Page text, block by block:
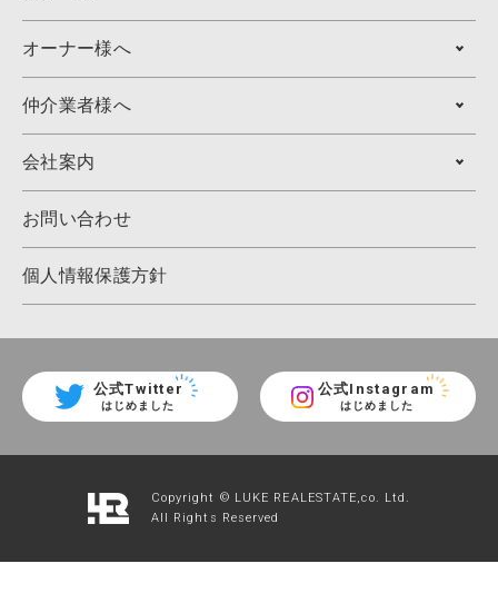
オーナー様へ
仲介業者様へ
会社案内
お問い合わせ
個人情報保護方針
公式Twitter
はじめました
公式Instagram
はじめました
Copyright © LUKE REALESTATE,co. Ltd.
All Rights Reserved